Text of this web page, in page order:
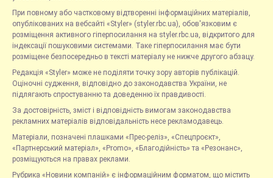
При повному або частковому відтворенні інформаційних матеріалів,
опублікованих на вебсайті «Styler» (styler.rbc.ua), обов'язковим є
розміщення активного гіперпосилання на styler.rbc.ua, відкритого для
індексації пошуковими системами. Таке гіперпосилання має бути
розміщене безпосередньо в тексті матеріалу не нижче другого абзацу.
Редакція «Styler» може не поділяти точку зору авторів публікацій.
Оціночні судження, відповідно до законодавства України, не
підлягають спростуванню та доведенню їх правдивості.
За достовірність, зміст і відповідність вимогам законодавства
рекламних матеріалів відповідальність несе рекламодавець.
Матеріали, позначені плашками «Прес-реліз», «Спецпроєкт»,
«Партнерський матеріал», «Promo», «Благодійність» та «Резонанс»,
розміщуються на правах реклами.
Рубрика «Новини компаній» є інформаційним форматом, що містить